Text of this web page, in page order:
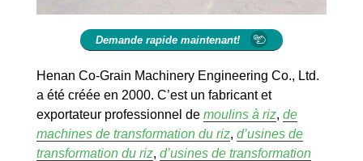
Demande rapide maintenant!
Henan Co-Grain Machinery Engineering Co., Ltd.
a été créée en 2000. C’est un fabricant et
exportateur professionnel de moulins à riz, de
machines de transformation du riz, d’usines de
transformation du riz, d’usines de transformation